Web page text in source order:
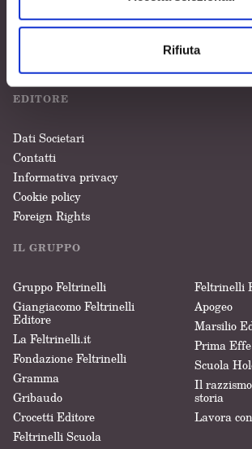
Rifiuta
EDITORE
Dati Societari
Contatti
Informativa privacy
Cookie policy
Foreign Rights
IL GRUPPO
Gruppo Feltrinelli
Giangiacomo Feltrinelli
Editore
La Feltrinelli.it
Fondazione Feltrinelli
Gramma
Gribaudo
Crocetti Editore
Feltrinelli Scuola
Feltrinelli
Apogeo
Marsilio
Prima Effe
Scuola
Il
storia
Lavora